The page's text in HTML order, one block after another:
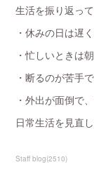
生活を振り返っ
・休みの日は遅
・忙しいときは
・断るのが苦手
・外出が面倒で
日常生活を見直
Staff blog(2510)